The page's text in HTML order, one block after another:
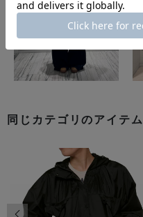
同じカテゴリのアイテム
前の画像